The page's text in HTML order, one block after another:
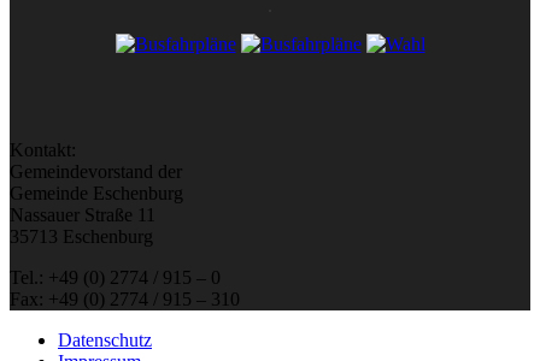
Kontakt:
Gemeindevorstand der
Gemeinde Eschenburg
Nassauer Straße 11
35713 Eschenburg
Tel.: +49 (0) 2774 / 915 – 0
Fax: +49 (0) 2774 / 915 – 310
Datenschutz